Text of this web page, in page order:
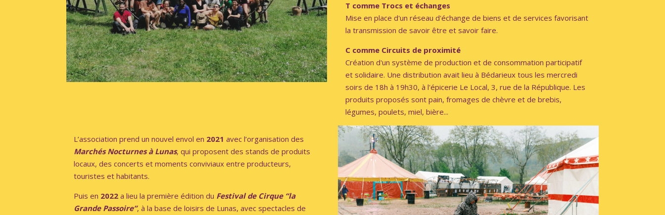
T comme Trocs et échanges
Mise en place d'un réseau d'échange de biens et de services favorisant
la transmission de savoir être et savoir faire.
C comme Circuits de proximité
Création d'un système de production et de consommation participatif
et solidaire. Une distribution avait lieu à Bédarieux tous les mercredi
soirs de 18h à 19h30, à l'épicerie Le Local, 3, rue de la République. Les
produits proposés sont pain, fromages de chèvre et de brebis,
légumes, poulets, miel, bière...
L’association prend un nouvel envol en 2021 avec l’organisation des
Marchés Nocturnes à Lunas, qui proposent des stands de produits
locaux, des concerts et moments conviviaux entre producteurs,
touristes et habitants.
Puis en 2022a lieu la première édition du Festival de Cirque “la
Grande Passoire”, à la base de loisirs de Lunas, avec spectacles de